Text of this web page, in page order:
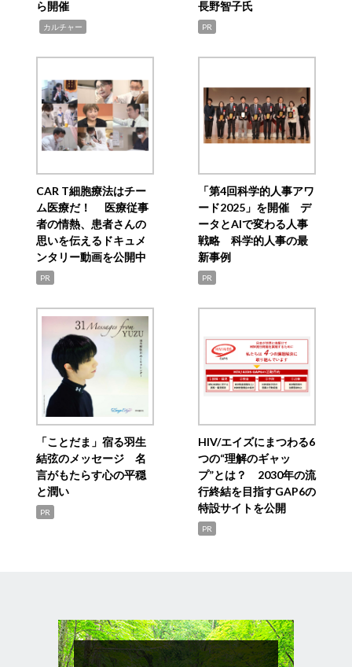
ら開催
カルチャー
長野智子氏
PR
CAR T細胞療法はチー
ム医療だ！ 医療従事
者の情熱、患者さんの
思いを伝えるドキュメ
ンタリー動画を公開中
PR
「第4回科学的人事アワ
ード2025」を開催 デ
ータとAIで変わる人事
戦略 科学的人事の最
新事例
PR
「ことだま」宿る羽生
結弦のメッセージ 名
言がもたらす心の平穏
と潤い
PR
HIV/エイズにまつわる6
つの“理解のギャッ
プ”とは？ 2030年の流
行終結を目指すGAP6の
特設サイトを公開
PR